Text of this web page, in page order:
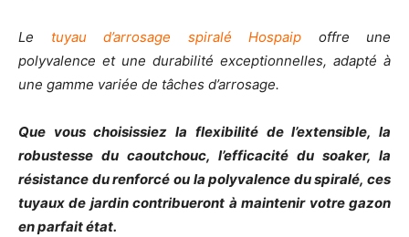
Le tuyau d’arrosage spiralé Hospaip offre une
polyvalence et une durabilité exceptionnelles, adapté à
une gamme variée de tâches d’arrosage.
Que vous choisissiez la flexibilité de l’extensible, la
robustesse du caoutchouc, l’efficacité du soaker, la
résistance du renforcé ou la polyvalence du spiralé, ces
tuyaux de jardin contribueront à maintenir votre gazon
en parfait état.